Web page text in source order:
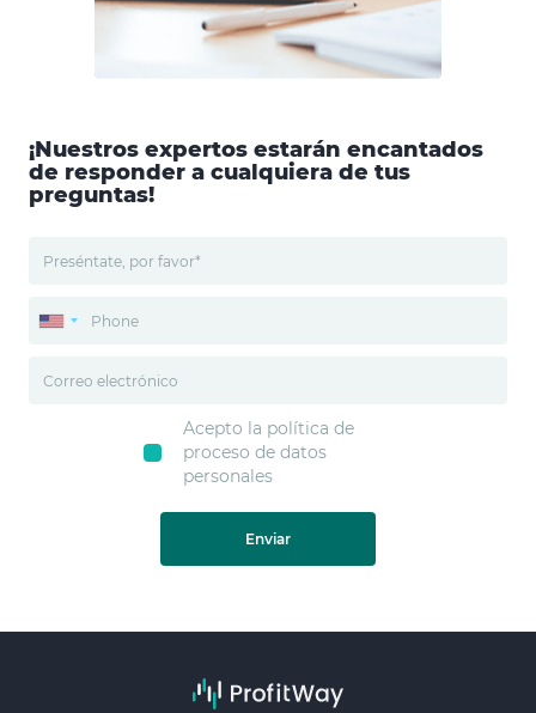
¡Nuestros expertos estarán encantados
de responder a cualquiera de tus
preguntas!
Acepto la política de
proceso de datos
personales
Enviar